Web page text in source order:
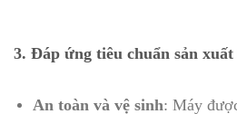
3. Đáp ứng tiêu chuẩn sản xuất
An toàn và vệ sinh: Máy